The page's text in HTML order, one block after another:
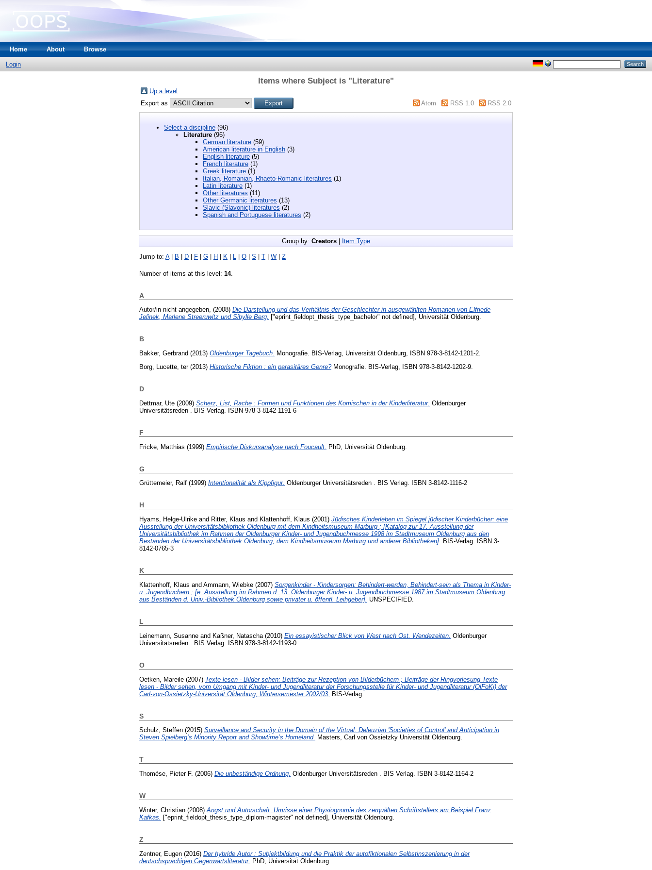
Home About Browse
Login
Items where Subject is "Literature"
Up a level
Export as
Atom RSS 1.0 RSS 2.0
Select a discipline (96)
Literature (96)
German literature (59)
American literature in English (3)
English literature (5)
French literature (1)
Greek literature (1)
Italian, Romanian, Rhaeto-Romanic literatures (1)
Latin literature (1)
Other literatures (11)
Other Germanic literatures (13)
Slavic (Slavonic) literatures (2)
Spanish and Portuguese literatures (2)
Group by: Creators | Item Type
Jump to: A| B | D | F | G | H | K | L | O | S | T | W | Z
Number of items at this level: 14.
A
Autor/in nicht angegeben, (2008) Die Darstellung und das Verhältnis der Geschlechter in ausgewählten Romanen von Elfriede
Jelinek, Marlene Streeruwitz und Sibylle Berg. ["eprint_fieldopt_thesis_type_bachelor" not defined], Universität Oldenburg.
B
Bakker, Gerbrand (2013) Oldenburger Tagebuch. Monografie. BIS-Verlag, Universität Oldenburg, ISBN 978-3-8142-1201-2.
Borg, Lucette, ter(2013) Historische Fiktion : ein parasitäres Genre?Monografie. BIS-Verlag, ISBN 978-3-8142-1202-9.
D
Dettmar, Ute (2009) Scherz, List, Rache : Formen und Funktionen des Komischen in der Kinderliteratur. Oldenburger
Universitätsreden . BIS Verlag. ISBN 978-3-8142-1191-6
F
Fricke, Matthias (1999) Empirische Diskursanalyse nach Foucault. PhD, Universität Oldenburg.
G
Grüttemeier, Ralf (1999) Intentionalität als Kippfigur. Oldenburger Universitätsreden . BIS Verlag. ISBN 3-8142-1116-2
H
Hyams, Helge-Ulrike and Ritter, Klaus and Klattenhoff, Klaus (2001) Jüdisches Kinderleben im Spiegel jüdischer Kinderbücher: eine
Ausstellung der Universitätsbibliothek Oldenburg mit dem Kindheitsmuseum Marburg ; [Katalog zur 17. Ausstellung der
Universitätsbibliothek im Rahmen der Oldenburger Kinder- und Jugendbuchmesse 1998 im Stadtmuseum Oldenburg aus den
Beständen der Universitätsbibliothek Oldenburg, dem Kindheitsmuseum Marburg und anderer Bibliotheken]. BIS-Verlag. ISBN 3-
8142-0765-3
K
Klattenhoff, Klaus and Ammann, Wiebke (2007) Sorgenkinder - Kindersorgen: Behindert-werden, Behindert-sein als Thema in Kinder-
u. Jugendbüchern ; [e. Ausstellung im Rahmen d. 13. Oldenburger Kinder- u. Jugendbuchmesse 1987 im Stadtmuseum Oldenburg
aus Beständen d. Univ.-Bibliothek Oldenburg sowie privater u. öffentl. Leihgeber]. UNSPECIFIED.
L
Leinemann, Susanne and Kaßner, Natascha (2010) Ein essayistischer Blick von West nach Ost. Wendezeiten. Oldenburger
Universitätsreden . BIS Verlag. ISBN 978-3-8142-1193-0
O
Oetken, Mareile (2007) Texte lesen - Bilder sehen: Beiträge zur Rezeption von Bilderbüchern ; Beiträge der Ringvorlesung Texte
lesen - Bilder sehen, vom Umgang mit Kinder- und Jugendliteratur der Forschungsstelle für Kinder- und Jugendliteratur (OlFoKi) der
Carl-von-Ossietzky-Universität Oldenburg, Wintersemester 2002/03. BIS-Verlag.
S
Schulz, Steffen (2015) Surveillance and Security in the Domain of the Virtual: Deleuzian 'Societies of Control' and Anticipation in
Steven Spielberg’s Minority Report and Showtime’s Homeland. Masters, Carl von Ossietzky Universität Oldenburg.
T
Thomése, Pieter F. (2006) Die unbeständige Ordnung. Oldenburger Universitätsreden . BIS Verlag. ISBN 3-8142-1164-2
W
Winter, Christian (2008) Angst und Autorschaft. Umrisse einer Physiognomie des zerquälten Schriftstellers am Beispiel Franz
Kafkas.
["eprint_fieldopt_thesis_type_diplom-magister" not defined], Universität Oldenburg.
Z
Zentner, Eugen (2016) Der hybride Autor : Subjektbildung und die Praktik der autofiktionalen Selbstinszenierung in der
deutschsprachigen Gegenwartsliteratur. PhD, Universität Oldenburg.